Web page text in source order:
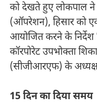
को देखते हुए लोकपाल ने
(ऑपरेशन), हिसार को
आयोजित करने के निर्देश
कॉरपोरेट उपभोक्ता
(सीजीआरएफ) के
15 दिन का दिया समय